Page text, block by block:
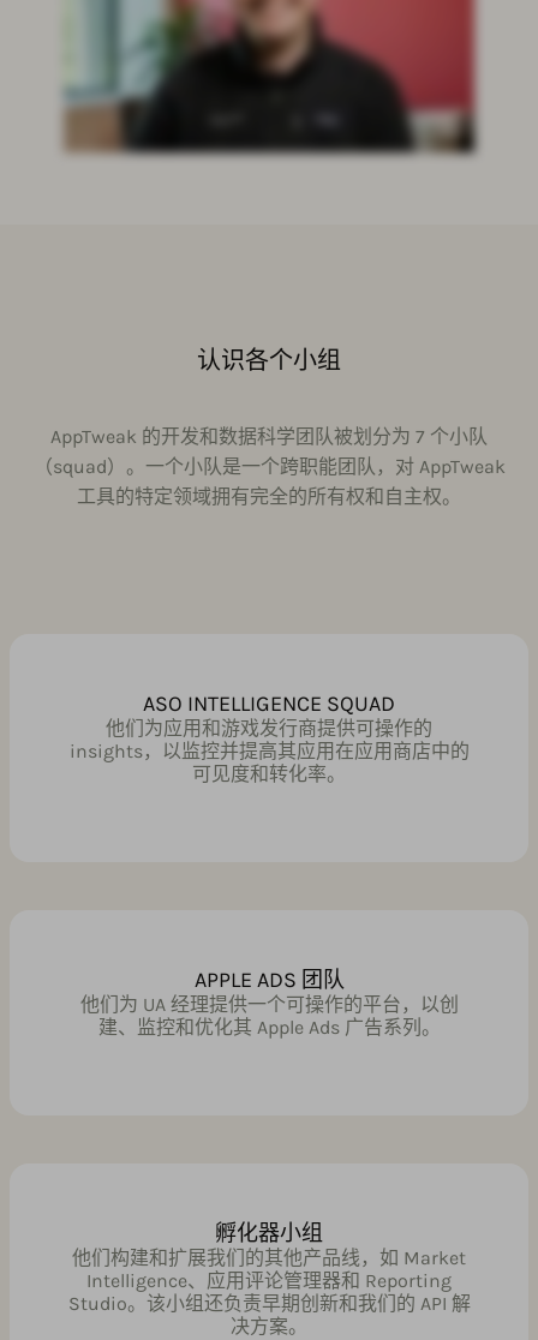
认识各个小组
AppTweak 的开发和数据科学团队被划分为 7 个小队
（squad）。一个小队是一个跨职能团队，对 AppTweak
工具的特定领域拥有完全的所有权和自主权。
ASO INTELLIGENCE SQUAD
他们为应用和游戏发行商提供可操作的
insights，以监控并提高其应用在应用商店中的
可见度和转化率。
APPLE ADS 团队
他们为 UA 经理提供一个可操作的平台，以创
建、监控和优化其 Apple Ads 广告系列。
孵化器小组
他们构建和扩展我们的其他产品线，如 Market
Intelligence、应用评论管理器和 Reporting
Studio。该小组还负责早期创新和我们的 API 解
决方案。